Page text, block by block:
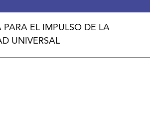
PARA EL IMPULSO DE LA
UNIVERSAL